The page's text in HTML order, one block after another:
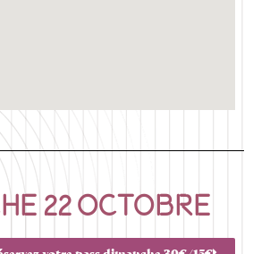
22 octobre